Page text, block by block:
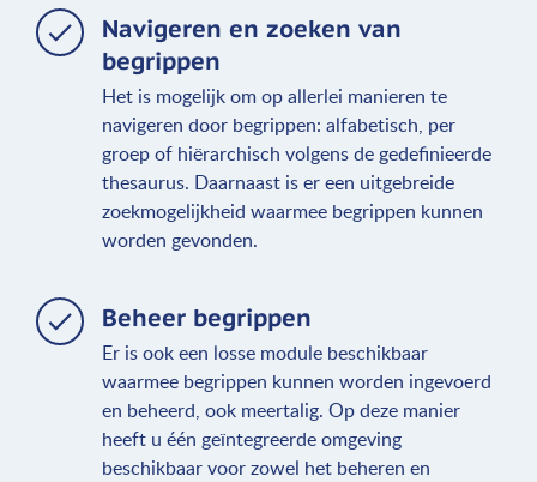
Navigeren en zoeken van
begrippen
Het is mogelijk om op allerlei manieren te
navigeren door begrippen: alfabetisch, per
groep of hiërarchisch volgens de gedefinieerde
thesaurus. Daarnaast is er een uitgebreide
zoekmogelijkheid waarmee begrippen kunnen
worden gevonden.
Beheer begrippen
Er is ook een losse module beschikbaar
waarmee begrippen kunnen worden ingevoerd
en beheerd, ook meertalig. Op deze manier
heeft u één geïntegreerde omgeving
beschikbaar voor zowel het beheren en